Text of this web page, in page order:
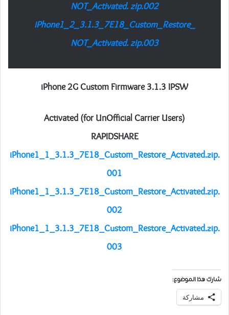
NOT_Activated. zip.002
iPhone1_2_3.1.3_7E18_Custom_Restore_
NOT_Activated. zip.003
iPhone 2G Custom Firmware 3.1.3 IPSW
Activated (for UnOfficial Carrier Users)
RAPIDSHARE
iPhone1_1_3.1.3_7E18_Custom_Restore_Activated.zip.
001
iPhone1_1_3.1.3_7E18_Custom_Restore_Activated.zip.
002
iPhone1_1_3.1.3_7E18_Custom_Restore_Activated.zip.
003
شارك هذا الموضوع:
مشاركة